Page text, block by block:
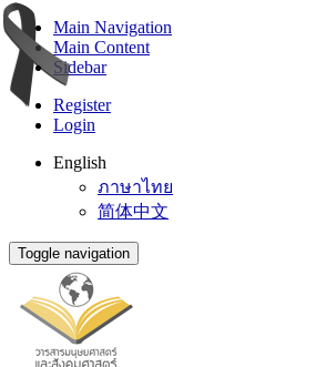
Main Navigation
Main Content
Sidebar
Register
Login
English
ภาษาไทย
简体中文
Toggle navigation